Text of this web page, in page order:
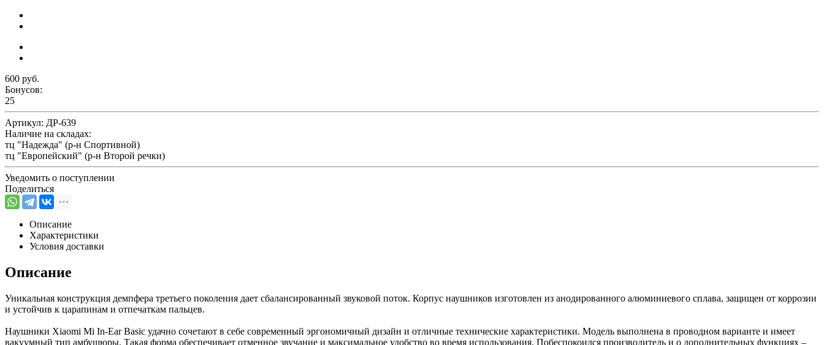
600 руб.
Бонусов:
25
Артикул: ДР-639
Наличие на складах:
тц "Надежда" (р-н Спортивной)
тц "Европейский" (р-н Второй речки)
Уведомить о поступлении
Поделиться
Описание
Характеристики
Условия доставки
Описание
Уникальная конструкция демпфера третьего поколения дает сбалансированный звуковой поток. Корпус наушников изготовлен из анодированного алюминиевого сплава, защищен от коррозии
и устойчив к царапинам и отпечаткам пальцев.
Наушники Xiaomi Mi In-Ear Basic удачно сочетают в себе современный эргономичный дизайн и отличные технические характеристики. Модель выполнена в проводном варианте и имеет
вакуумный тип амбушюры. Такая форма обеспечивает отменное звучание и максимальное удобство во время использования. Побеспокоился производитель и о дополнительных функциях –